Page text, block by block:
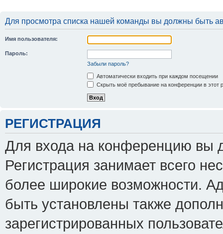
Для просмотра списка нашей команды вы должны быть
Имя пользователя:
Пароль:
Забыли пароль?
Автоматически входить при каждом посещении
Скрыть моё пребывание на конференции в этот
РЕГИСТРАЦИЯ
Для входа на конференцию вы
Регистрация занимает всего
более широкие возможности.
быть установлены также
зарегистрированных